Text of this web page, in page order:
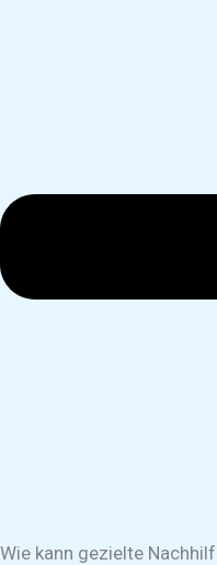
Wie kann gezielte